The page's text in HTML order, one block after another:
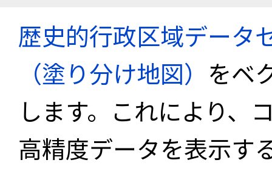
歴史的行政区域データ
（塗り分け地図） をベ
します。これにより、
高精度データを表示す